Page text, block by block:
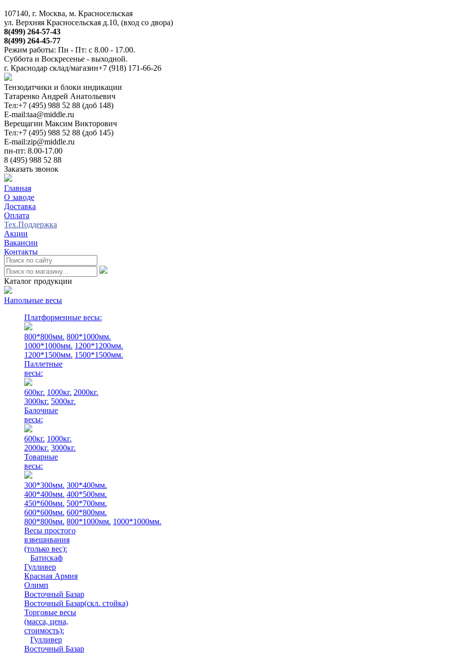
107140, г. Москва, м. Красносельская
ул. Верхняя Красносельская д.10, (вход со двора)
8(499) 264-57-43
8(499) 264-45-77
Режим работы: Пн - Пт: с 8.00 - 17.00.
Суббота и Воскресенье - выходной.
г. Краснодар склад/магазин+7 (918) 171-66-26
Тензодатчики и блоки индикации
Татаренко Андрей Анатольевич
Тел:+7 (495) 988 52 88 (доб 148)
E-mail:taa@middle.ru
Верещагин Максим Викторович
Тел:+7 (495) 988 52 88 (доб 145)
E-mail:zip@middle.ru
пн-пт: 8.00-17.00
8 (495) 988 52 88
Заказать звонок
Главная
О заводе
Доставка
Оплата
Тех.Поддержка
Акции
Вакансии
Контакты
Каталог продукции
Напольные весы
Платформенные весы:
800*800мм. 800*1000мм.
1000*1000мм. 1200*1200мм.
1200*1500мм. 1500*1500мм.
Паллетные
весы:
600кг. 1000кг. 2000кг.
3000кг. 5000кг.
Балочные
весы:
600кг. 1000кг.
2000кг. 3000кг.
Товарные
весы:
300*300мм. 300*400мм.
400*400мм. 400*500мм.
450*600мм. 500*700мм.
600*600мм. 600*800мм.
800*800мм. 800*1000мм. 1000*1000мм.
Весы простого
взвешивания
(только вес):
Батискаф
Гулливер
Красная Армия
Олимп
Восточный Базар
Восточный Базар(скл. стойка)
Торговые весы
(масса, цена,
стоимость):
Гулливер
Восточный Базар
0